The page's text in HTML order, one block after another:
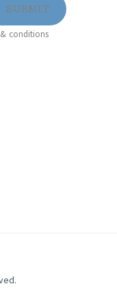
& conditions